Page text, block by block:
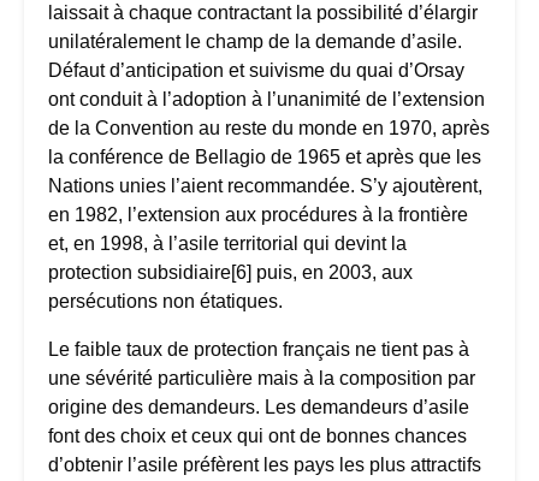
laissait à chaque contractant la possibilité d’élargir
unilatéralement le champ de la demande d’asile.
Défaut d’anticipation et suivisme du quai d’Orsay
ont conduit à l’adoption à l’unanimité de l’extension
de la Convention au reste du monde en 1970, après
la conférence de Bellagio de 1965 et après que les
Nations unies l’aient recommandée. S’y ajoutèrent,
en 1982, l’extension aux procédures à la frontière
et, en 1998, à l’asile territorial qui devint la
protection subsidiaire[6] puis, en 2003, aux
persécutions non étatiques.
Le faible taux de protection français ne tient pas à
une sévérité particulière mais à la composition par
origine des demandeurs. Les demandeurs d’asile
font des choix et ceux qui ont de bonnes chances
d’obtenir l’asile préfèrent les pays les plus attractifs